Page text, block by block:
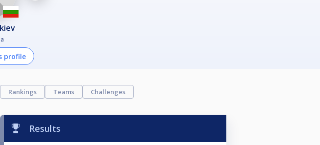
profile
Rankings Teams Challenges
Results